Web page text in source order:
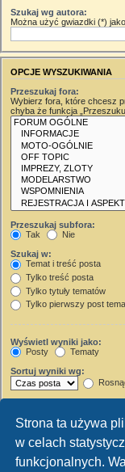
Strona ta używa
w celach
funkcjonalnych.
Szukaj wg autora:
Można użyć gwiazdki (*)
OPCJE WYSZUKIWANIA
Przeszukaj fora:
Wybierz fora, które chcesz
chyba że funkcja
Przeszukaj subfora:
Tak
Nie
Szukaj w:
Temat i treść posta
Tylko treść posta
Tylko tytuły tematów
Tylko pierwszy post
Wyświetl wyniki jako:
Posty
Tematy
Sortuj wyniki wg:
Wyświetl pierwsze:
Ustaw 0, aby wyświetlić
znaków w poście